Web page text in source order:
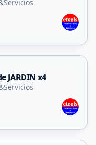
JARDIN x4